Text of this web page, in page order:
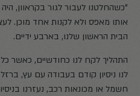
"כשהחלטנו לעבור לגור בקראוון,
אותו מאפס ולא לקנות אחד מוכן.
הבית הראשון שלנו, בארבע ידיים.
לנו ניסיון קודם בעבודה עם עץ,
חשמל או מכונאות רכב, נעזרנו